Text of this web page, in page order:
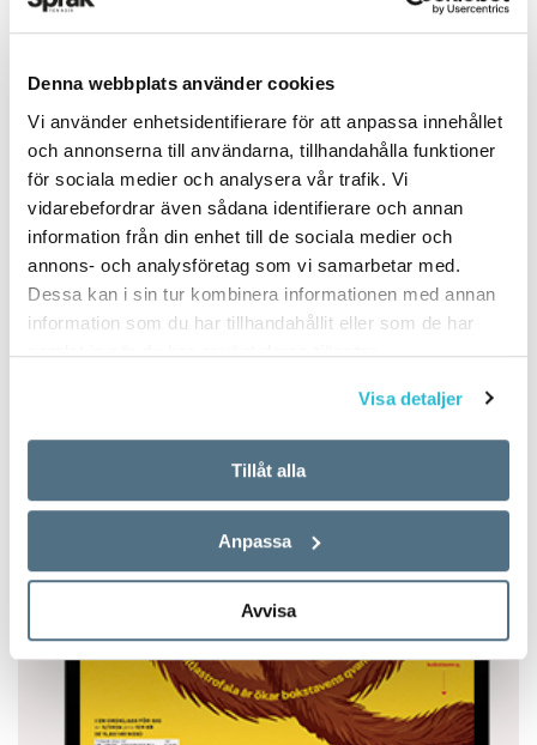
Denna webbplats använder cookies
Vi använder enhetsidentifierare för att anpassa innehållet
och annonserna till användarna, tillhandahålla funktioner
för sociala medier och analysera vår trafik. Vi
vidarebefordrar även sådana identifierare och annan
information från din enhet till de sociala medier och
annons- och analysföretag som vi samarbetar med.
Dessa kan i sin tur kombinera informationen med annan
information som du har tillhandahållit eller som de har
samlat in när du har använt deras tjänster.
Visa detaljer
Tillåt alla
Anpassa
Avvisa
PUBLICERAD 2026-06-13